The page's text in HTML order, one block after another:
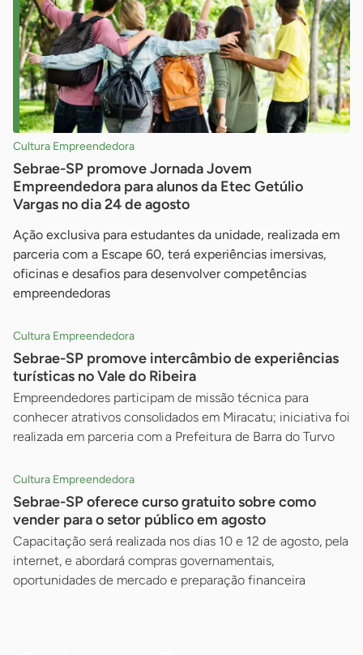
Cultura Empreendedora
Sebrae-SP promove Jornada Jovem
Empreendedora para alunos da Etec Getúlio
Vargas no dia 24 de agosto
Ação exclusiva para estudantes da unidade, realizada em
parceria com a Escape 60, terá experiências imersivas,
oficinas e desafios para desenvolver competências
empreendedoras
Cultura Empreendedora
Sebrae-SP promove intercâmbio de experiências
turísticas no Vale do Ribeira
Empreendedores participam de missão técnica para
conhecer atrativos consolidados em Miracatu; iniciativa foi
realizada em parceria com a Prefeitura de Barra do Turvo
Cultura Empreendedora
Sebrae-SP oferece curso gratuito sobre como
vender para o setor público em agosto
Capacitação será realizada nos dias 10 e 12 de agosto, pela
internet, e abordará compras governamentais,
oportunidades de mercado e preparação financeira